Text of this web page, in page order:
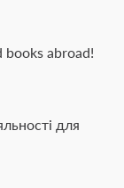
books abroad!
для